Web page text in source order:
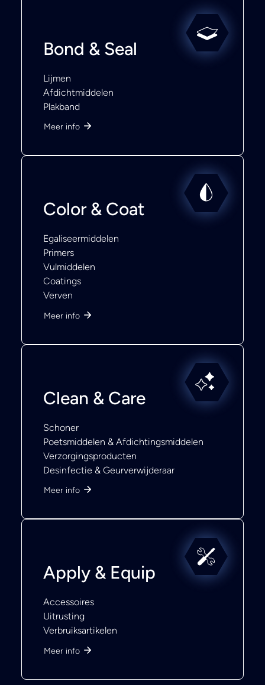
Bond & Seal
Lijmen
Afdichtmiddelen
Plakband
Meer info
Color & Coat
Egaliseermiddelen
Primers
Vulmiddelen
Coatings
Verven
Meer info
Clean & Care
Schoner
Poetsmiddelen & Afdichtingsmiddelen
Verzorgingsproducten
Desinfectie & Geurverwijderaar
Meer info
Apply & Equip
Accessoires
Uitrusting
Verbruiksartikelen
Meer info